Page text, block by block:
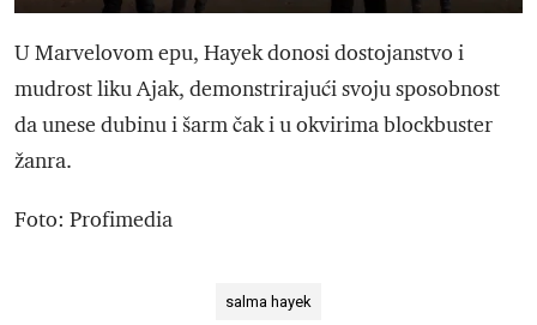
U Marvelovom epu, Hayek donosi dostojanstvo i
mudrost liku Ajak, demonstrirajući svoju sposobnost
da unese dubinu i šarm čak i u okvirima blockbuster
žanra.
Foto: Profimedia
salma hayek